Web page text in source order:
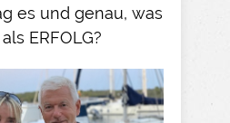
es und genau, was
ERFOLG?